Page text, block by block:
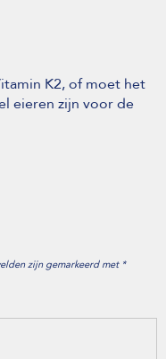
K2, of moet het
eieren zijn voor de
zijn gemarkeerd met *